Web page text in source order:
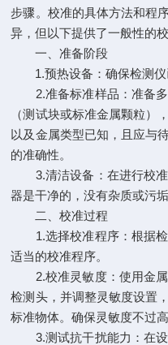
步骤。校准的具体方法和程
异，但以下提供了一般性的
一、准备阶段
1.预热设备：确保检测仪
2.准备标准样品：准备多
（测试块或标准金属颗粒）
以及金属类型已知，且应与
的准确性。
3.清洁设备：在进行校准
器是干净的，没有杂质或污
二、校准过程
1.选择校准程序：根据检
适当的校准程序。
2.校准灵敏度：使用金属
检测头，并调整灵敏度设置
标准物体。确保灵敏度不过
3.测试抗干扰能力：在设